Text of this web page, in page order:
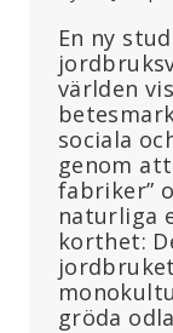
En ny
världen
sociala
genom
fabriker”
naturliga
korthet:
gröda